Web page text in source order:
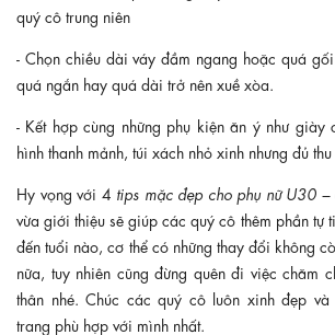
quý cô trung niên
- Chọn chiều dài váy đầm ngang hoặc quá gối
quá ngắn hay quá dài trở nên xuề xòa.
- Kết hợp cùng những phụ kiện ăn ý như giày
hình thanh mảnh, túi xách nhỏ xinh nhưng đủ thu
Hy vọng với 4 tips mặc đẹp cho phụ nữ U30
vừa giới thiệu sẽ giúp các quý cô thêm phần tự
đến tuổi nào, cơ thể có những thay đổi không
nữa, tuy nhiên cũng đừng quên đi việc chăm
thân nhé. Chúc các quý cô luôn xinh đẹp
trang phù hợp với mình nhất.